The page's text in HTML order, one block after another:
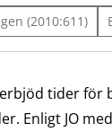
(2010:611)
tider för
Enligt JO